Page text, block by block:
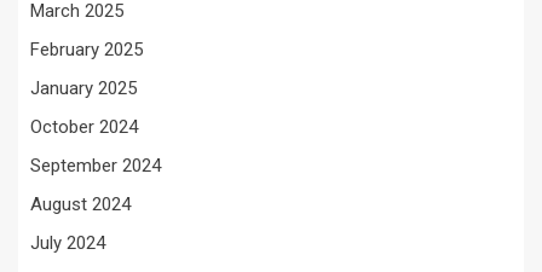
March 2025
February 2025
January 2025
October 2024
September 2024
August 2024
July 2024